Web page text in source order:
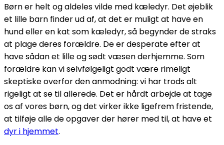
Børn er helt og aldeles vilde med kæledyr. Det øjeblik
et lille barn finder ud af, at det er muligt at have en
hund eller en kat som kæledyr, så begynder de straks
at plage deres forældre. De er desperate efter at
have sådan et lille og sødt væsen derhjemme. Som
forældre kan vi selvfølgeligt godt være rimeligt
skeptiske overfor den anmodning: vi har trods alt
rigeligt at se til allerede. Det er hårdt arbejde at tage
os af vores børn, og det virker ikke ligefrem fristende,
at tilføje alle de opgaver der hører med til, at have et
dyr i hjemmet.